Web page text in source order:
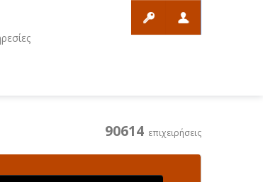
90614 επιχειρήσεις